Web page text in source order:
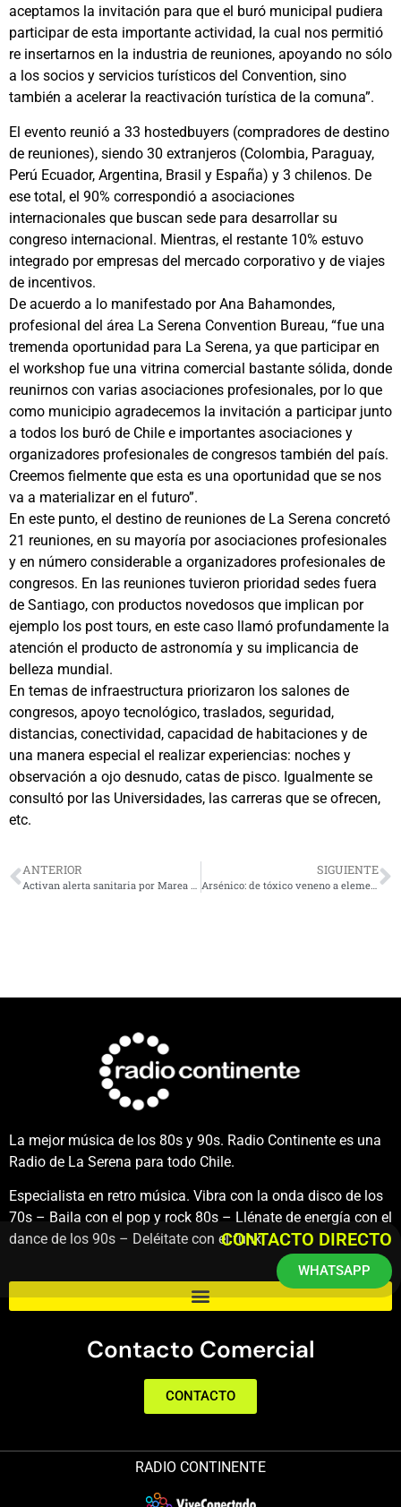
aceptamos la invitación para que el buró municipal pudiera
participar de esta importante actividad, la cual nos permitió
re insertarnos en la industria de reuniones, apoyando no sólo
a los socios y servicios turísticos del Convention, sino
también a acelerar la reactivación turística de la comuna”.
El evento reunió a 33 hostedbuyers (compradores de destino
de reuniones), siendo 30 extranjeros (Colombia, Paraguay,
Perú Ecuador, Argentina, Brasil y España) y 3 chilenos. De
ese total, el 90% correspondió a asociaciones
internacionales que buscan sede para desarrollar su
congreso internacional. Mientras, el restante 10% estuvo
integrado por empresas del mercado corporativo y de viajes
de incentivos.
De acuerdo a lo manifestado por Ana Bahamondes,
profesional del área La Serena Convention Bureau, “fue una
tremenda oportunidad para La Serena, ya que participar en
el workshop fue una vitrina comercial bastante sólida, donde
reunirnos con varias asociaciones profesionales, por lo que
como municipio agradecemos la invitación a participar junto
a todos los buró de Chile e importantes asociaciones y
organizadores profesionales de congresos también del país.
Creemos fielmente que esta es una oportunidad que se nos
va a materializar en el futuro”.
En este punto, el destino de reuniones de La Serena concretó
21 reuniones, en su mayoría por asociaciones profesionales
y en número considerable a organizadores profesionales de
congresos. En las reuniones tuvieron prioridad sedes fuera
de Santiago, con productos novedosos que implican por
ejemplo los post tours, en este caso llamó profundamente la
atención el producto de astronomía y su implicancia de
belleza mundial.
En temas de infraestructura priorizaron los salones de
congresos, apoyo tecnológico, traslados, seguridad,
distancias, conectividad, capacidad de habitaciones y de
una manera especial el realizar experiencias: noches y
observación a ojo desnudo, catas de pisco. Igualmente se
consultó por las Universidades, las carreras que se ofrecen,
etc.
ANTERIOR
Activan alerta sanitaria por Marea Roja y refuerzan vigilancia en la región previo a Semana Santa
SIGUIENTE
Arsénico: de tóxico veneno a elemento clave para generar drogas anticancerígenas
La mejor música de los 80s y 90s. Radio Continente es una
Radio de La Serena para todo Chile.
Especialista en retro música. Vibra con la onda disco de los
70s – Baila con el pop y rock 80s – Llénate de energía con el
dance de los 90s – Deléitate con el funk.
Contacto Comercial
CONTACTO
RADIO CONTINENTE
CONTACTO DIRECTO
WHATSAPP